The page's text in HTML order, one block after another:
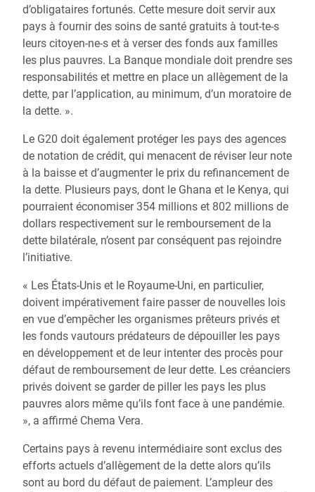
d’obligataires fortunés. Cette mesure doit servir aux
pays à fournir des soins de santé gratuits à tout-te-s
leurs citoyen-ne-s et à verser des fonds aux familles
les plus pauvres. La Banque mondiale doit prendre ses
responsabilités et mettre en place un allègement de la
dette, par l’application, au minimum, d’un moratoire de
la dette. ».
Le G20 doit également protéger les pays des agences
de notation de crédit, qui menacent de réviser leur note
à la baisse et d’augmenter le prix du refinancement de
la dette. Plusieurs pays, dont le Ghana et le Kenya, qui
pourraient économiser 354 millions et 802 millions de
dollars respectivement sur le remboursement de la
dette bilatérale, n’osent par conséquent pas rejoindre
l’initiative.
« Les États-Unis et le Royaume-Uni, en particulier,
doivent impérativement faire passer de nouvelles lois
en vue d’empêcher les organismes prêteurs privés et
les fonds vautours prédateurs de dépouiller les pays
en développement et de leur intenter des procès pour
défaut de remboursement de leur dette. Les créanciers
privés doivent se garder de piller les pays les plus
pauvres alors même qu’ils font face à une pandémie.
», a affirmé Chema Vera.
Certains pays à revenu intermédiaire sont exclus des
efforts actuels d’allègement de la dette alors qu’ils
sont au bord du défaut de paiement. L’ampleur des